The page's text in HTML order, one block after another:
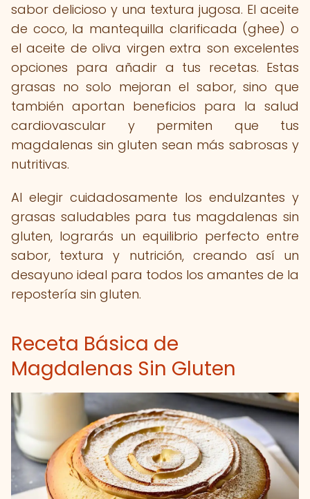
sabor delicioso y una textura jugosa. El aceite
de coco, la mantequilla clarificada (ghee) o
el aceite de oliva virgen extra son excelentes
opciones para añadir a tus recetas. Estas
grasas no solo mejoran el sabor, sino que
también aportan beneficios para la salud
cardiovascular y permiten que tus
magdalenas sin gluten sean más sabrosas y
nutritivas.
Al elegir cuidadosamente los endulzantes y
grasas saludables para tus magdalenas sin
gluten, lograrás un equilibrio perfecto entre
sabor, textura y nutrición, creando así un
desayuno ideal para todos los amantes de la
repostería sin gluten.
Receta Básica de
Magdalenas Sin Gluten